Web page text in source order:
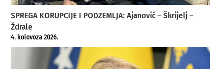
SPREGA KORUPCIJE I PODZEMLJA: Ajanović – Škrijelj –
Ždrale
4. kolovoza 2026.